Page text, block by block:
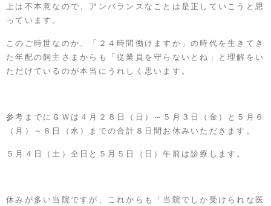
上は不本意なので、アンバランスなことは是正していこうと思
っています。
このご時世なのか、「２４時間働けますか」の時代を生きてき
た年配の飼主さまからも「従業員を守らないとね」と理解をい
ただけているのが本当にうれしく思います。
参考までにＧＷは４月２８日（日）～５月３日（金）と５月６
（月）～８日（水）までの合計８日間お休みいただきます。
５月４日（土）全日と５月５日（日）午前は診療します。
休みが多い当院ですが、これからも「当院でしか受けられな医